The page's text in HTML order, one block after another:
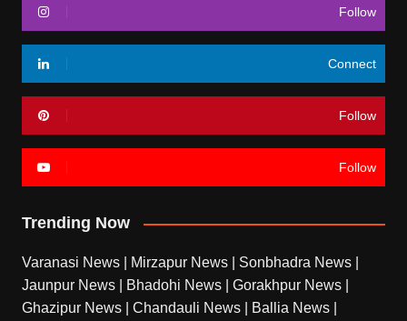
Follow
Connect
Follow
Follow
Trending Now
Varanasi News Mirzapur News Sonbhadra News
Jaunpur News
Bhadohi News Gorakhpur News
Ghazipur News
Chandauli News Ballia News